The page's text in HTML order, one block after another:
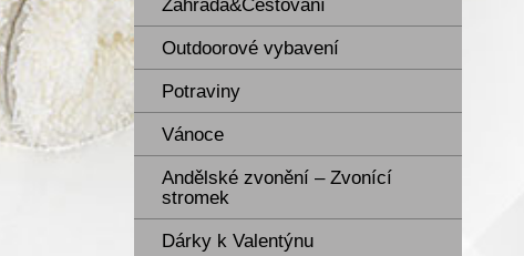
Zahrada&Cestování
Outdoorové vybavení
Potraviny
Vánoce
Andělské zvonění – Zvonící
stromek
Dárky k Valentýnu